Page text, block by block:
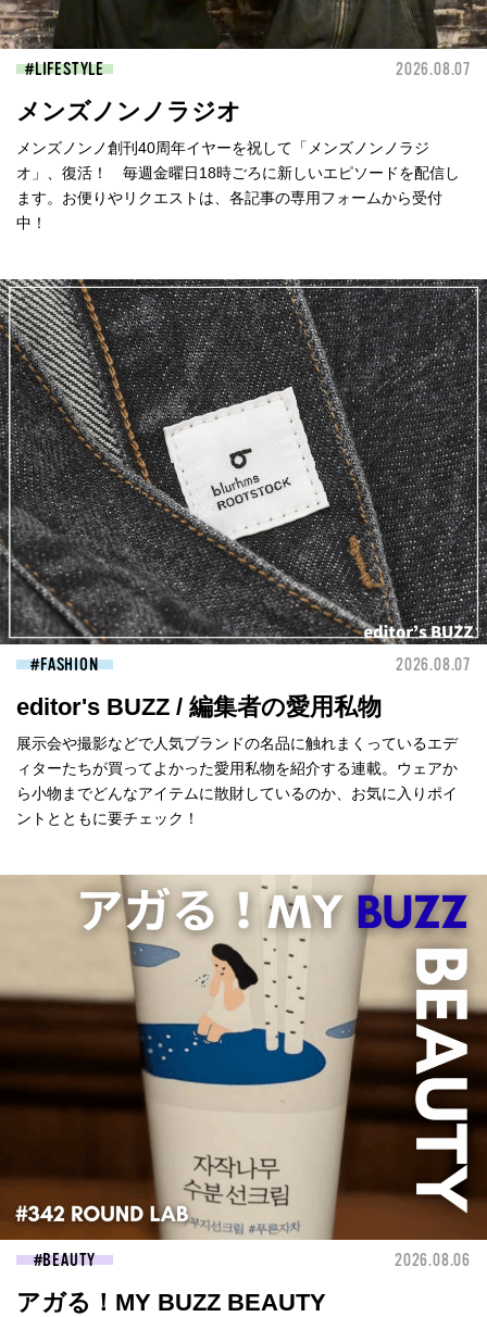
LIFESTYLE 2026.08.07
メンズノンノラジオ
メンズノンノ創刊40周年イヤーを祝して「メンズノンノラジ
オ」、復活！ 毎週金曜日18時ごろに新しいエピソードを配信し
ます。お便りやリクエストは、各記事の専用フォームから受付
中！
FASHION 2026.08.07
editor's BUZZ / 編集者の愛用私物
展示会や撮影などで人気ブランドの名品に触れまくっているエデ
ィターたちが買ってよかった愛用私物を紹介する連載。ウェアか
ら小物までどんなアイテムに散財しているのか、お気に入りポイ
ントとともに要チェック！
BEAUTY 2026.08.06
アガる！MY BUZZ BEAUTY